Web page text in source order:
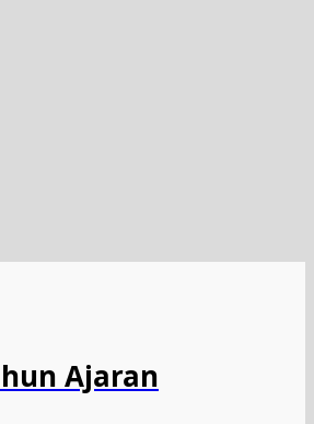
Ajaran